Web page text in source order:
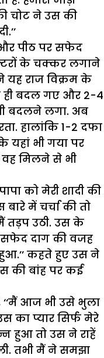
चोट ने उस की
और पीठ पर सफेद
के चक्कर लगाने
यह राज विक्रम के
बदल गए और 2-4
बदलने लगा. अब
हालांकि 1-2 दफा
यहां भी गया पर
वह मिलने से भी
को मेरी शादी की
में चर्चा की तो
तड़प उठी. उस के
सफेद दाग की वजह
कहते हुए उस ने
की बांह पर कई
आज भी उसे भुला
का प्यार सिर्फ मेरे
हुआ तो उस ने राहें
तभी मैं ने समझा